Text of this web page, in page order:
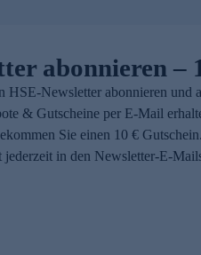
abonnieren –
HSE-Newsletter abonnieren und
& Gutscheine per E-Mail
Sie einen 10 €
jederzeit in den Newsletter-E-